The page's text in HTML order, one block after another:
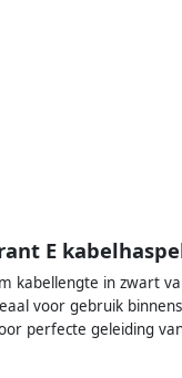
E
kabellengte in zwart
voor gebruik
perfecte geleiding